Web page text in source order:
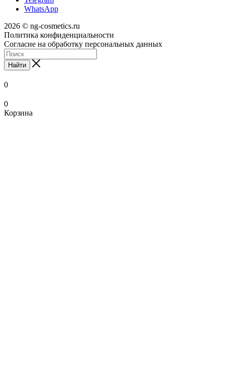
WhatsApp
2026 © ng-cosmetics.ru
Политика конфиденциальности
Согласие на обработку персональных данных
Найти
0
0
Корзина